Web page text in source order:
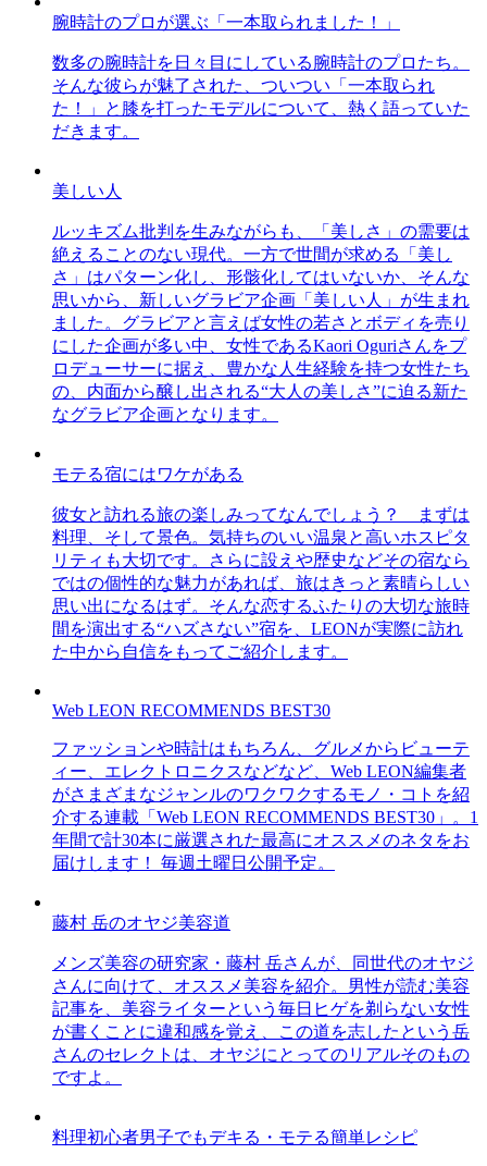
腕時計のプロが選ぶ「一本取られました！」
数多の腕時計を日々目にしている腕時計のプロたち。
そんな彼らが魅了された、ついつい「一本取られ
た！」と膝を打ったモデルについて、熱く語っていた
だきます。
美しい人
ルッキズム批判を生みながらも、「美しさ」の需要は
絶えることのない現代。一方で世間が求める「美し
さ」はパターン化し、形骸化してはいないか、そんな
思いから、新しいグラビア企画「美しい人」が生まれ
ました。グラビアと言えば女性の若さとボディを売り
にした企画が多い中、女性であるKaori Oguriさんをプ
ロデューサーに据え、豊かな人生経験を持つ女性たち
の、内面から醸し出される“大人の美しさ”に迫る新た
なグラビア企画となります。
モテる宿にはワケがある
彼女と訪れる旅の楽しみってなんでしょう？ まずは
料理、そして景色。気持ちのいい温泉と高いホスピタ
リティも大切です。さらに設えや歴史などその宿なら
ではの個性的な魅力があれば、旅はきっと素晴らしい
思い出になるはず。そんな恋するふたりの大切な旅時
間を演出する“ハズさない”宿を、LEONが実際に訪れ
た中から自信をもってご紹介します。
Web LEON RECOMMENDS BEST30
ファッションや時計はもちろん、グルメからビューテ
ィー、エレクトロニクスなどなど、Web LEON編集者
がさまざまなジャンルのワクワクするモノ・コトを紹
介する連載「Web LEON RECOMMENDS BEST30」。1
年間で計30本に厳選された最高にオススメのネタをお
届けします！ 毎週土曜日公開予定。
藤村 岳のオヤジ美容道
メンズ美容の研究家・藤村 岳さんが、同世代のオヤジ
さんに向けて、オススメ美容を紹介。男性が読む美容
記事を、美容ライターという毎日ヒゲを剃らない女性
が書くことに違和感を覚え、この道を志したという岳
さんのセレクトは、オヤジにとってのリアルそのもの
ですよ。
料理初心者男子でもデキる・モテる簡単レシピ